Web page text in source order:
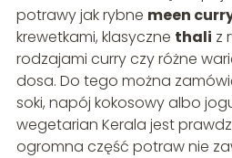
potrawy jak rybne meen
krewetkami, klasyczne thali z
rodzajami curry czy różne
dosa. Do tego można
soki, napój kokosowy albo
wegetarian Kerala jest
ogromna część potraw nie